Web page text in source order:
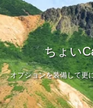
ちょい
オプションを装備して更